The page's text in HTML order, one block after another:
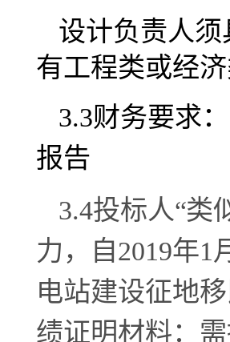
设计负责人
有工程类或经
3.3财务要求
报告
3.4投标人“类
力，自2019年1
电站建设征地
绩证明材料：